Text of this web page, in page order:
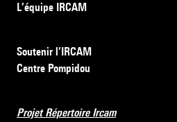
L’équipe IRCAM
Soutenir l’IRCAM
Centre Pompidou
Projet Répertoire Ircam